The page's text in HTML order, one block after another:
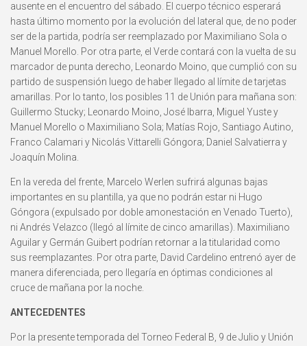
ausente en el encuentro del sábado. El cuerpo técnico esperará
hasta último momento por la evolución del lateral que, de no poder
ser de la partida, podría ser reemplazado por Maximiliano Sola o
Manuel Morello. Por otra parte, el Verde contará con la vuelta de su
marcador de punta derecho, Leonardo Moino, que cumplió con su
partido de suspensión luego de haber llegado al límite de tarjetas
amarillas. Por lo tanto, los posibles 11 de Unión para mañana son:
Guillermo Stucky; Leonardo Moino, José Ibarra, Miguel Yuste y
Manuel Morello o Maximiliano Sola; Matías Rojo, Santiago Autino,
Franco Calamari y Nicolás Vittarelli Góngora; Daniel Salvatierra y
Joaquín Molina.
En la vereda del frente, Marcelo Werlen sufrirá algunas bajas
importantes en su plantilla, ya que no podrán estar ni Hugo
Góngora (expulsado por doble amonestación en Venado Tuerto),
ni Andrés Velazco (llegó al límite de cinco amarillas). Maximiliano
Aguilar y Germán Guibert podrían retornar a la titularidad como
sus reemplazantes. Por otra parte, David Cardelino entrenó ayer de
manera diferenciada, pero llegaría en óptimas condiciones al
cruce de mañana por la noche.
ANTECEDENTES
Por la presente temporada del Torneo Federal B, 9 de Julio y Unión